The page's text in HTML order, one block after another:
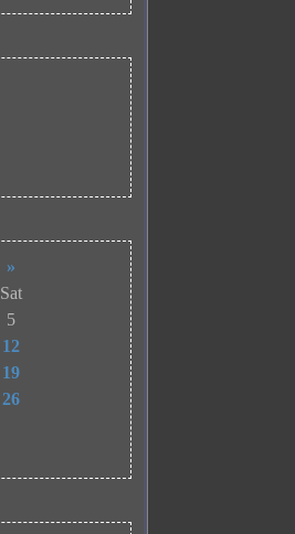
»
Sat
5
12
19
26